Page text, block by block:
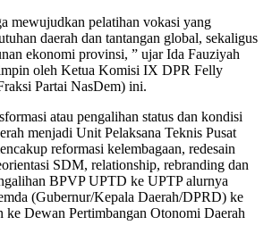
mewujudkan pelatihan vokasi yang
daerah dan tantangan global, sekaligus
ekonomi provinsi, ” ujar Ida Fauziyah
oleh Ketua Komisi IX DPR Felly
Partai NasDem) ini.
atau pengalihan status dan kondisi
menjadi Unit Pelaksana Teknis Pusat
reformasi kelembagaan, redesain
SDM, relationship, rebranding dan
BPVP UPTD ke UPTP alurnya
(Gubernur/Kepala Daerah/DPRD) ke
ke Dewan Pertimbangan Otonomi Daerah